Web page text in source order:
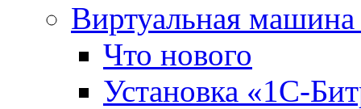
Виртуальная
Что нового
Установка «1С-